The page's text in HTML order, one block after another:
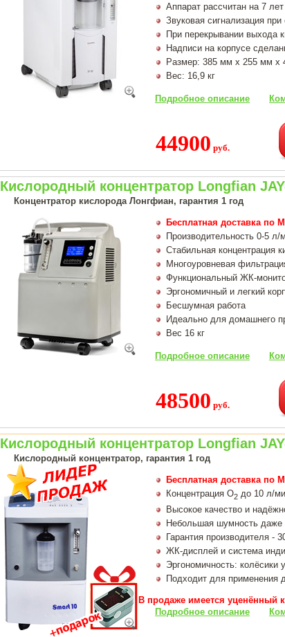
Аппарат рассчитан на 7
Звуковая сигнализация
При перекрывании выхода
Надписи на корпусе
Размер: 385 мм х 255 мм х
Вес: 16,9 кг
Подробное описание
44900 руб.
Кислородный концентратор Longfian
Концентратор кислорода Лонгфиан, гарантия 1 год
Бесплатная доставка по
Производительность 0-5 л/
Стабильная концентрация
Многоуровневая
Функциональный ЖК-
Эргономичный и легкий
Бесшумная работа
Идеально для домашнего
Вес 16 кг
Подробное описание
48500 руб.
Кислородный концентратор Longfian
Кислородный концентратор, гарантия 1 год
Бесплатная доставка по
Концентрация О2 до 10 л/
Высокое качество и
Небольшая шумность даже
Гарантия производителя -
ЖК-дисплей и система
Эргономичность:
Подходит для применения
В продаже имеется уценённый
Подробное описание